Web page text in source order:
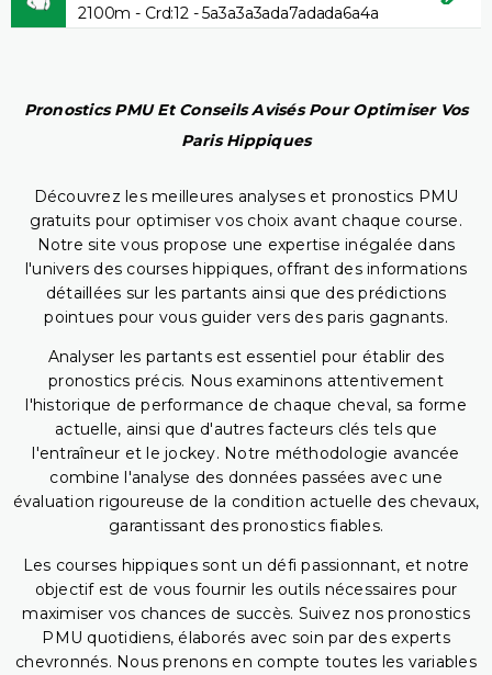
2100m - Crd:12 - 5a3a3a3ada7adada6a4a
Pronostics PMU Et Conseils Avisés Pour Optimiser Vos
Paris Hippiques
Découvrez les meilleures analyses et pronostics PMU
gratuits pour optimiser vos choix avant chaque course.
Notre site vous propose une expertise inégalée dans
l'univers des courses hippiques, offrant des informations
détaillées sur les partants ainsi que des prédictions
pointues pour vous guider vers des paris gagnants.
Analyser les partants est essentiel pour établir des
pronostics précis. Nous examinons attentivement
l'historique de performance de chaque cheval, sa forme
actuelle, ainsi que d'autres facteurs clés tels que
l'entraîneur et le jockey. Notre méthodologie avancée
combine l'analyse des données passées avec une
évaluation rigoureuse de la condition actuelle des chevaux,
garantissant des pronostics fiables.
Les courses hippiques sont un défi passionnant, et notre
objectif est de vous fournir les outils nécessaires pour
maximiser vos chances de succès. Suivez nos pronostics
PMU quotidiens, élaborés avec soin par des experts
chevronnés. Nous prenons en compte toutes les variables